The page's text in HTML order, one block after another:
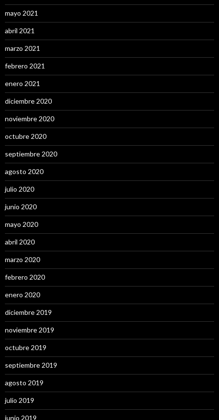
mayo 2021
abril 2021
marzo 2021
febrero 2021
enero 2021
diciembre 2020
noviembre 2020
octubre 2020
septiembre 2020
agosto 2020
julio 2020
junio 2020
mayo 2020
abril 2020
marzo 2020
febrero 2020
enero 2020
diciembre 2019
noviembre 2019
octubre 2019
septiembre 2019
agosto 2019
julio 2019
junio 2019